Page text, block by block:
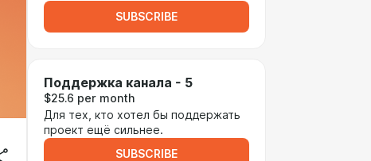
SUBSCRIBE
Поддержка канала - 5
$25.6 per month
Для тех, кто хотел бы поддержать
проект ещё сильнее.
SUBSCRIBE